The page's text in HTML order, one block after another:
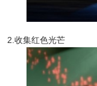
2.收集红色光芒